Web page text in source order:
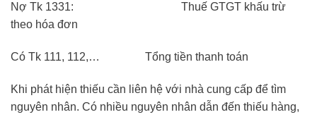
Nợ Tk 1331: Thuế GTGT khấu trừ
theo hóa đơn
Có Tk 111, 112,… Tổng tiền thanh toán
Khi phát hiện thiếu cần liên hệ với nhà cung cấp để tìm
nguyên nhân. Có nhiều nguyên nhân dẫn đến thiếu hàng,